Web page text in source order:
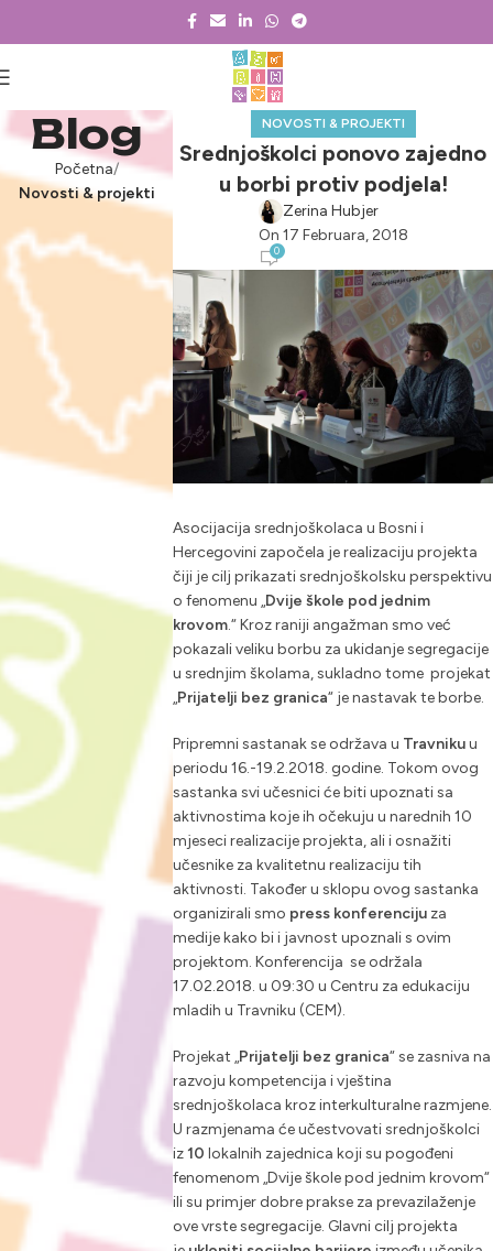
Blog
Početna
Novosti & projekti
NOVOSTI & PROJEKTI
Srednjoškolci ponovo zajedno
u borbi protiv podjela!
Zerina Hubjer
On 17 Februara, 2018
0
Asocijacija srednjoškolaca u Bosni i
Hercegovini započela je realizaciju projekta
čiji je cilj prikazati srednjoškolsku perspektivu
o fenomenu „Dvije škole pod jednim
krovom.“ Kroz raniji angažman smo već
pokazali veliku borbu za ukidanje segregacije
u srednjim školama, sukladno tome projekat
„Prijatelji bez granica“ je nastavak te borbe.
Pripremni sastanak se održava u Travnikuu
periodu 16.-19.2.2018. godine. Tokom ovog
sastanka svi učesnici će biti upoznati sa
aktivnostima koje ih očekuju u narednih 10
mjeseci realizacije projekta, ali i osnažiti
učesnike za kvalitetnu realizaciju tih
aktivnosti. Također u sklopu ovog sastanka
organizirali smo press konferenciju za
medije kako bi i javnost upoznali s ovim
projektom. Konferencija se održala
17.02.2018. u 09:30 u Centru za edukaciju
mladih u Travniku (CEM).
Projekat „Prijatelji bez granica“ se zasniva na
razvoju kompetencija i vještina
srednjoškolaca kroz interkulturalne razmjene.
U razmjenama će učestvovati srednjoškolci
iz10 lokalnih zajednica koji su pogođeni
fenomenom „Dvije škole pod jednim krovom“
ili su primjer dobre prakse za prevazilaženje
ove vrste segregacije. Glavni cilj projekta